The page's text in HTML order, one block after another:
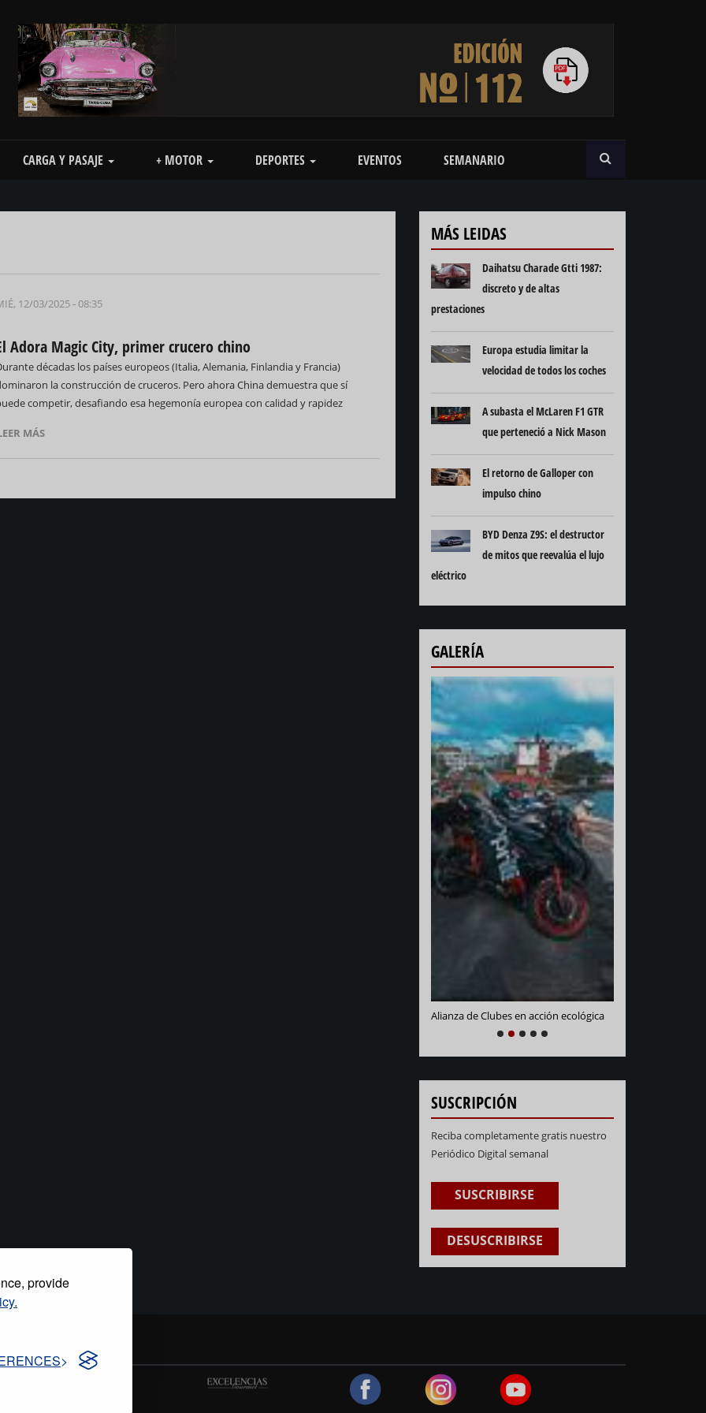
provide
CARGA Y PASAJE + MOTOR DEPORTES EVENTOS SEMANARIO
12/03/2025 - 08:35
Adora Magic City, primer crucero chino
décadas los países europeos (Italia, Alemania, Finlandia y Francia)
la construcción de cruceros. Pero ahora China demuestra que sí
competir, desafiando esa hegemonía europea con calidad y rapidez
MÁS
MÁS LEIDAS
Daihatsu Charade Gtti 1987:
discreto y de altas
prestaciones
Europa estudia limitar la
velocidad de todos los coches
A subasta el McLaren F1 GTR
que perteneció a Nick Mason
El retorno de Galloper con
impulso chino
BYD Denza Z9S: el destructor
de mitos que reevalúa el lujo
eléctrico
GALERÍA
Alianza de Clubes en acción ecológica
PREVIOUS
SUSCRIPCIÓN
Reciba completamente gratis nuestro
Periódico Digital semanal
SUSCRIBIRSE
DESUSCRIBIRSE